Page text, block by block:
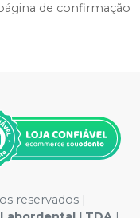
de confirmação
reservados |